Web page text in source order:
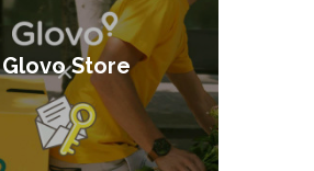
Glovo Store